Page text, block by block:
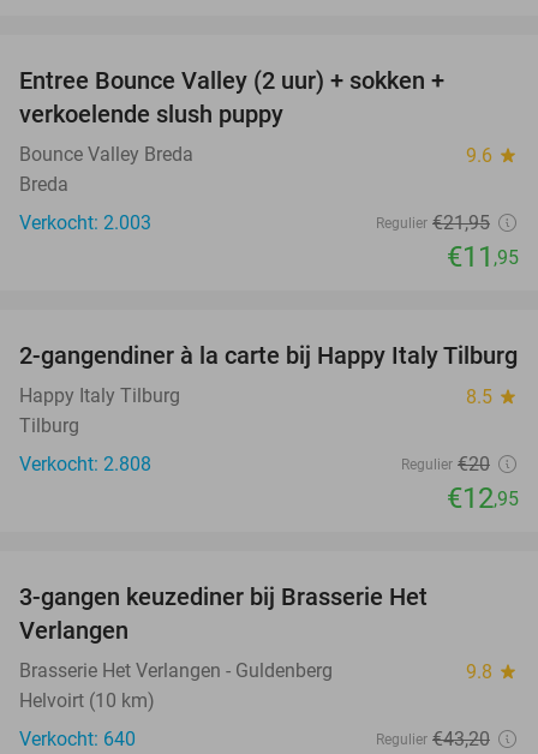
Entree Bounce Valley (2 uur) + sokken +
verkoelende slush puppy
Bounce Valley Breda 9.6 star
Breda
Verkocht: 2.003
Regulier €21,95
€11 ,95
35%
2-gangendiner à la carte bij Happy Italy Tilburg
Happy Italy Tilburg 8.5 star
Tilburg
Verkocht: 2.808
Regulier €20
€12,95
3-gangen keuzediner bij Brasserie Het
Verlangen
Brasserie Het Verlangen - Guldenberg 9.8 star
Helvoirt (10 km)
Verkocht: 640
Regulier €43,20